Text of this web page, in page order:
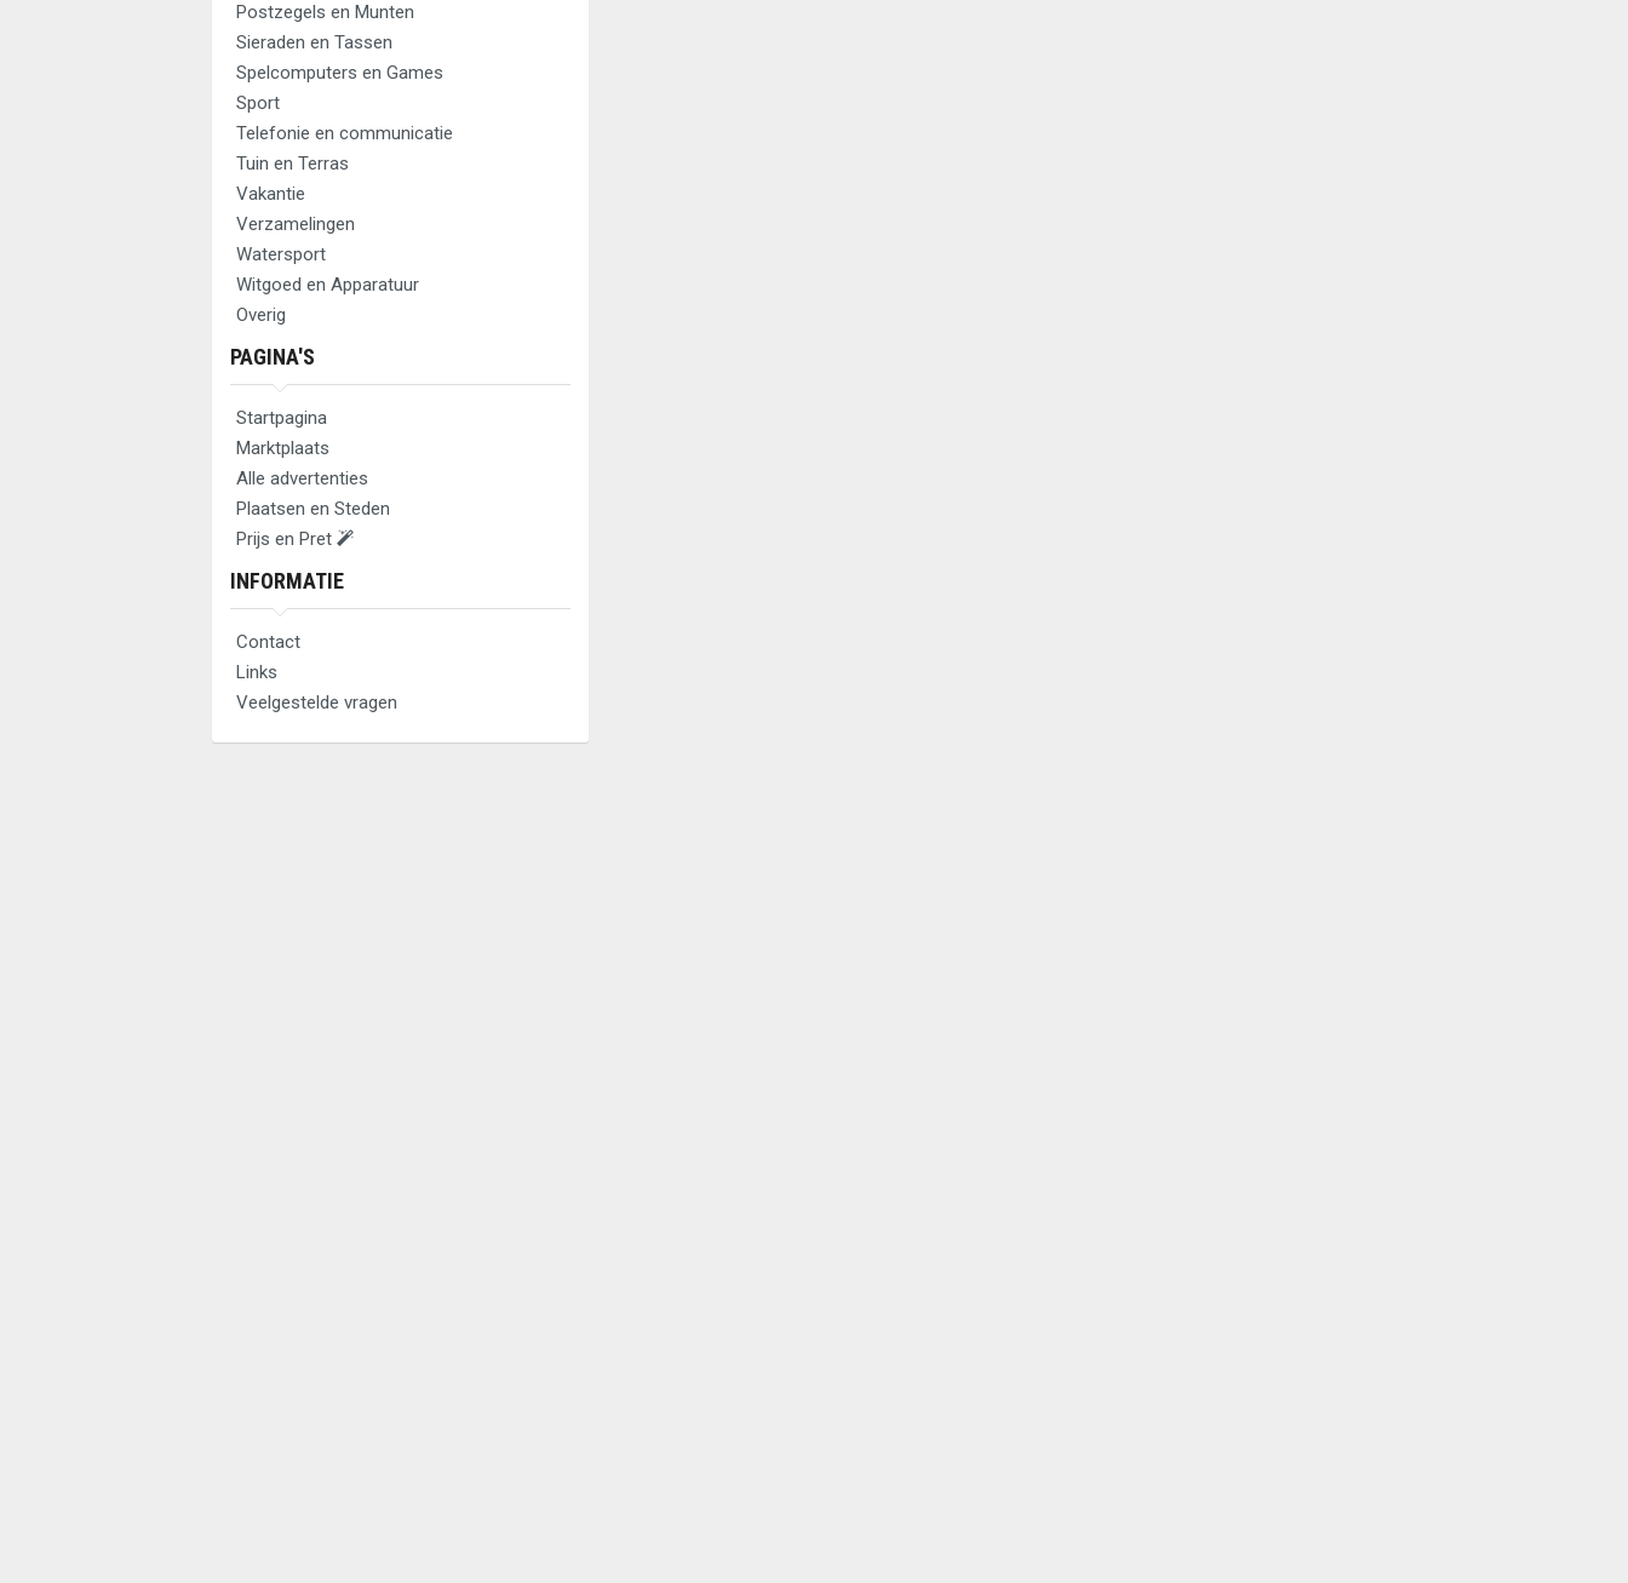
Postzegels en Munten
Sieraden en Tassen
Spelcomputers en Games
Sport
Telefonie en communicatie
Tuin en Terras
Vakantie
Verzamelingen
Watersport
Witgoed en Apparatuur
Overig
PAGINA'S
Startpagina
Marktplaats
Alle advertenties
Plaatsen en Steden
Prijs en Pret
INFORMATIE
Contact
Links
Veelgestelde vragen